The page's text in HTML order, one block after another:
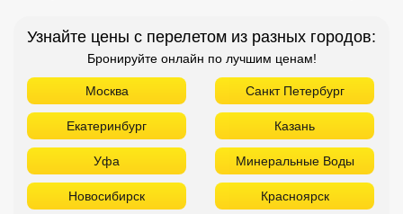
Узнайте цены с перелетом из разных городов:
Бронируйте онлайн по лучшим ценам!
Москва Санкт Петербург
Екатеринбург Казань
Уфа Минеральные Воды
Новосибирск Красноярск